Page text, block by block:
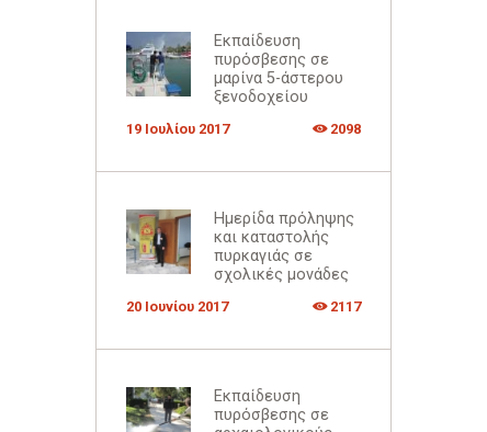
Εκπαίδευση
πυρόσβεσης σε
μαρίνα 5-άστερου
ξενοδοχείου
19 Ιουλίου 2017 2098
Ημερίδα πρόληψης
και καταστολής
πυρκαγιάς σε
σχολικές μονάδες
20 Ιουνίου 2017 2117
Εκπαίδευση
πυρόσβεσης σε